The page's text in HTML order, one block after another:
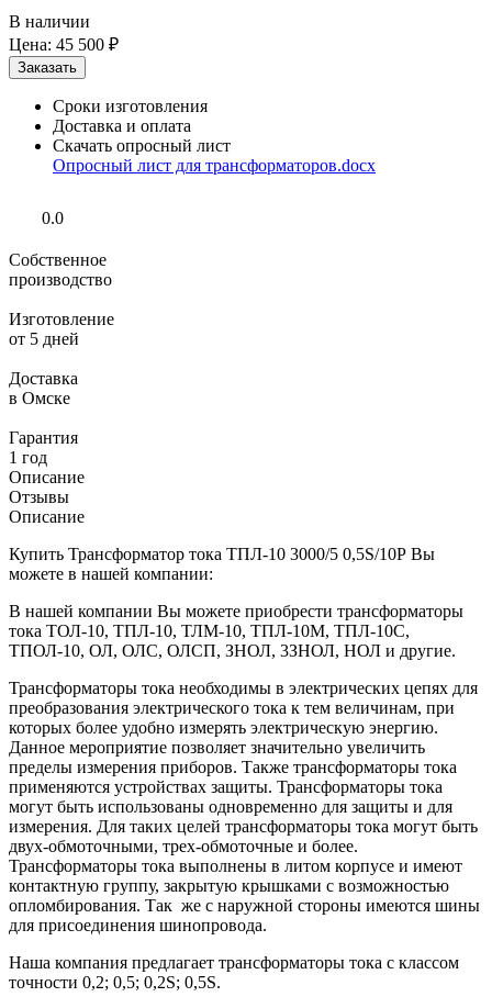
В наличии
Цена: 45 500 ₽
Сроки изготовления
Доставка и оплата
Скачать опросный лист
Опросный лист для трансформаторов.docx
0.0
Собственное
производство
Изготовление
от 5 дней
Доставка
в Омске
Гарантия
1 год
Описание
Отзывы
Описание
Купить Трансформатор тока ТПЛ-10 3000/5 0,5S/10Р Вы
можете в нашей компании:
В нашей компании Вы можете приобрести трансформаторы
тока ТОЛ-10, ТПЛ-10, ТЛМ-10, ТПЛ-10М, ТПЛ-10С,
ТПОЛ-10, ОЛ, ОЛС, ОЛСП, ЗНОЛ, 3ЗНОЛ, НОЛ и другие.
Трансформаторы тока необходимы в электрических цепях для
преобразования электрического тока к тем величинам, при
которых более удобно измерять электрическую энергию.
Данное мероприятие позволяет значительно увеличить
пределы измерения приборов. Также трансформаторы тока
применяются устройствах защиты. Трансформаторы тока
могут быть использованы одновременно для защиты и для
измерения. Для таких целей трансформаторы тока могут быть
двух-обмоточными, трех-обмоточные и более.
Трансформаторы тока выполнены в литом корпусе и имеют
контактную группу, закрытую крышками с возможностью
опломбирования. Так же с наружной стороны имеются шины
для присоединения шинопровода.
Наша компания предлагает трансформаторы тока с классом
точности 0,2; 0,5; 0,2S; 0,5S.